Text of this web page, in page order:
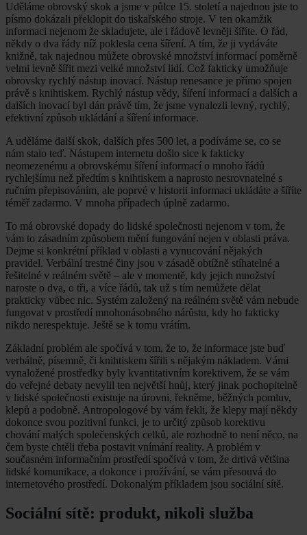
Uděláme obrovský skok a jsme v půlce 15. století a najednou jste to
písmo dokázali překlopit do tiskařského stroje. V ten okamžik
informaci nejenom že skladujete, ale i řádově levněji šíříte. O řád,
někdy o dva řády níž poklesla cena šíření. A tím, že ji vydáváte
knižně, tak najednou můžete obrovské množství informací poměrně
velmi levně šířit mezi velké množství lidí. Což fakticky umožňuje
obrovsky rychlý nástup inovací. Nástup renesance je přímo spojen
právě s knihtiskem. Rychlý nástup vědy, šíření informací a dalších a
dalších inovací byl dán právě tím, že jsme vynalezli levný, rychlý,
efektivní způsob ukládání a šíření informace.
A uděláme další skok, dalších přes 500 let, a podíváme se, co se
nám stalo teď. Nástupem internetu došlo sice k fakticky
neomezenému a obrovskému šíření informací o mnoho řádů
rychlejšímu než předtím s knihtiskem a naprosto nesrovnatelné s
ručním přepisováním, ale poprvé v historii informaci ukládáte a šíříte
téměř zadarmo. V mnoha případech úplně zadarmo.
To má obrovské dopady do lidské společnosti nejenom v tom, že
vám to zásadním způsobem mění fungování nejen v oblasti práva.
Dejme si konkrétní příklad v oblasti a vynucování nějakých
pravidel. Verbální trestné činy jsou v zásadě obtížně stíhatelné a
řešitelné v reálném světě – ale v momentě, kdy jejich množství
naroste o dva, o tři, a více řádů, tak už s tím nemůžete dělat
prakticky vůbec nic. Systém založený na reálném světě vám nebude
fungovat v prostředí mnohonásobného nárůstu, kdy ho fakticky
nikdo nerespektuje. Ještě se k tomu vrátím.
Základní problém ale spočívá v tom, že to, že informace jste buď
verbálně, písemně, či knihtiskem šířili s nějakým nákladem. Vámi
vynaložené prostředky byly kvantitativním korektivem, že se vám
do veřejné debaty nevylil ten největší hnůj, který jinak pochopitelně
v lidské společnosti existuje na úrovni, řekněme, běžných pomluv,
klepů a podobně. Antropologové by vám řekli, že klepy mají někdy
dokonce svou pozitivní funkci, je to určitý způsob korektivu
chování malých společenských celků, ale rozhodně to není něco, na
čem byste chtěli třeba postavit vnímání reality. A problém v
současném informačním prostředí spočívá v tom, že drtivá většina
lidské komunikace, a dokonce i prožívání, se vám přesouvá do
internetového prostředí. Dokonalým příkladem jsou sociální sítě.
Sociální sítě: produkt, nikoli služba